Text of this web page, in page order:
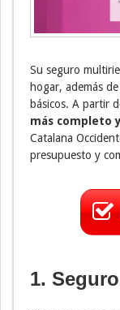
Su seguro
hogar, además
básicos. A partir
más completo
Catalana
presupuesto y
1.